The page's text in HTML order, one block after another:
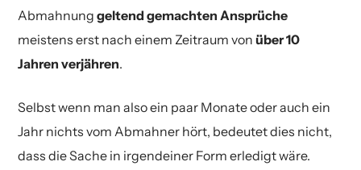
Abmahnunggeltend gemachten Ansprüche
meistens erst nach einem Zeitraum vonüber 10
Jahren verjähren.
Selbst wenn man also ein paar Monate oder auch ein
Jahr nichts vom Abmahner hört, bedeutet dies nicht,
dass die Sache in irgendeiner Form erledigt wäre.